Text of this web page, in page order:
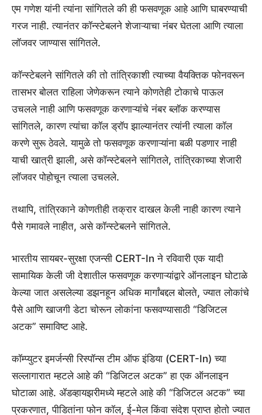
एम गणेश यांनी त्यांना सांगितले की ही फसवणूक आहे आणि घाबरण्याची
गरज नाही. त्यानंतर कॉन्स्टेबलने शेजाऱ्याचा नंबर घेतला आणि त्याला
लॉजवर जाण्यास सांगितले.
कॉन्स्टेबलने सांगितले की तो तांत्रिकाशी त्याच्या वैयक्तिक फोनवरून
तासभर बोलत राहिला जेणेकरून त्याने कोणतेही टोकाचे पाऊल
उचलले नाही आणि फसवणूक करणाऱ्यांचे नंबर ब्लॉक करण्यास
सांगितले, कारण त्यांचा कॉल ड्रॉप झाल्यानंतर त्यांनी त्याला कॉल
करणे सुरू ठेवले. यामुळे तो फसवणूक करणाऱ्यांना बळी पडणार नाही
याची खात्री झाली, असे कॉन्स्टेबलने सांगितले, तांत्रिकाच्या शेजारी
लॉजवर पोहोचून त्याला उचलले.
तथापि, तांत्रिकाने कोणतीही तक्रार दाखल केली नाही कारण त्याने
पैसे गमावले नाहीत, असे कॉन्स्टेबलने सांगितले.
भारतीय सायबर-सुरक्षा एजन्सी CERT-In ने रविवारी एक यादी
सामायिक केली जी देशातील फसवणूक करणाऱ्यांद्वारे ऑनलाइन घोटाळे
केल्या जात असलेल्या डझनहून अधिक मार्गांबद्दल बोलते, ज्यात लोकांचे
पैसे आणि खाजगी डेटा चोरून लोकांना फसवण्यासाठी “डिजिटल
अटक” समाविष्ट आहे.
कॉम्प्युटर इमर्जन्सी रिस्पॉन्स टीम ऑफ इंडिया (CERT-In) च्या
सल्लागारात म्हटले आहे की “डिजिटल अटक” हा एक ऑनलाइन
घोटाळा आहे. ॲडव्हायझरीमध्ये म्हटले आहे की “डिजिटल अटक” च्या
प्रकरणात, पीडितांना फोन कॉल, ई-मेल किंवा संदेश प्राप्त होतो ज्यात